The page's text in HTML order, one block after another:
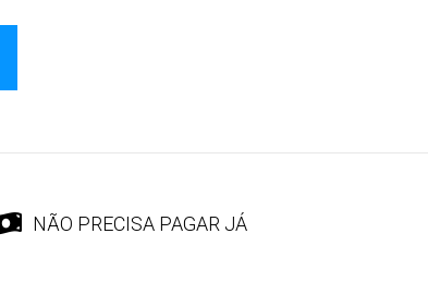
NÃO PRECISA PAGAR JÁ